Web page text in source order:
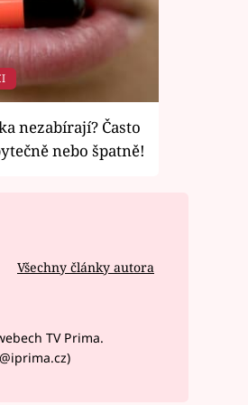
nezabírají? Často
nebo špatně!
Všechny články autora
TV Prima.